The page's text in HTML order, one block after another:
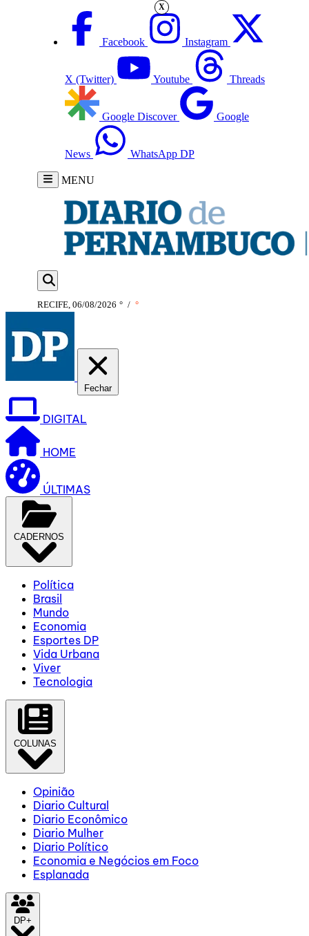
Facebook Instagram
X (Twitter) Youtube Threads
Google Discover Google
News WhatsApp DP
MENU
RECIFE, 06/08/2026 ° / °
Fechar
DIGITAL
HOME
ÚLTIMAS
CADERNOS
Política
Brasil
Mundo
Economia
Esportes DP
Vida Urbana
Viver
Tecnologia
COLUNAS
Opinião
Diario Cultural
Diario Econômico
Diario Mulher
Diario Político
Economia e Negócios em Foco
Esplanada
DP+
X